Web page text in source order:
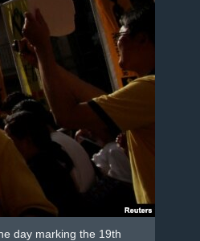
day marking the 19th